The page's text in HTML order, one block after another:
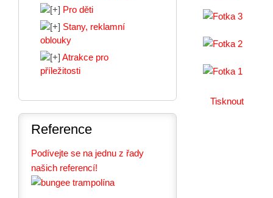
Tisknout
Pro děti
Stany, reklamní
oblouky
Atrakce pro
příležitosti
Reference
Podívejte se na jednu z řady
našich referencí!